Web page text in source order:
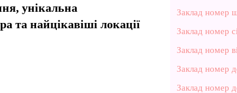
унікальна
та найцікавіші локації
Заклад номер
Заклад номер
Заклад номер
Заклад номер
Заклад номер